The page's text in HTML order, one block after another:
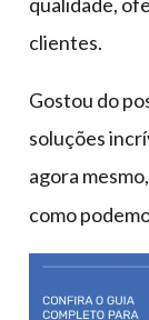
clientes.
Gostou do
soluções
agora
como